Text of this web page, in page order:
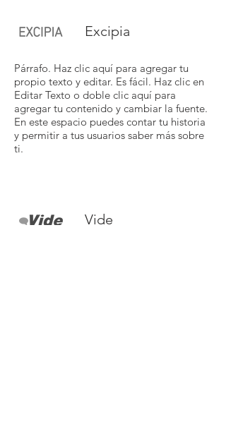
Excipia
Párrafo. Haz clic aquí para agregar tu
propio texto y editar. Es fácil. Haz clic en
Editar Texto o doble clic aquí para
agregar tu contenido y cambiar la fuente.
En este espacio puedes contar tu historia
y permitir a tus usuarios saber más sobre
ti.
Vide